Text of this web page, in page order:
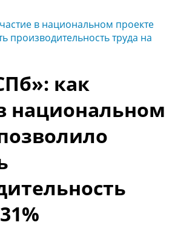
в национальном проекте
производительность труда на
как
национальном